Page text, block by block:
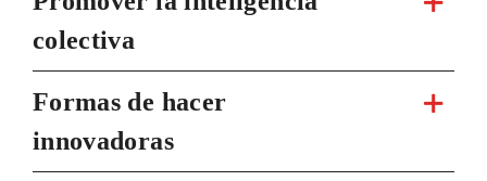
colectiva
Formas de hacer
innovadoras